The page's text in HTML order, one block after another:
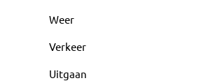
Weer
Verkeer
Uitgaan